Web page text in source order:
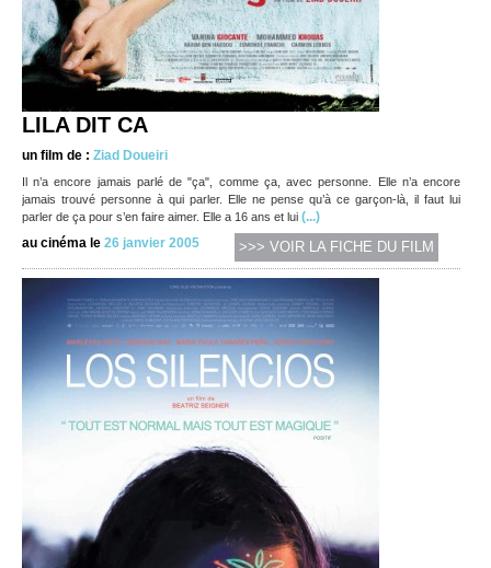
LILA DIT CA
un film de : Ziad Doueiri
Il n’a encore jamais parlé de "ça", comme ça, avec personne. Elle n’a encore
jamais trouvé personne à qui parler. Elle ne pense qu’à ce garçon-là, il faut lui
parler de ça pour s’en faire aimer. Elle a 16 ans et lui (...)
au cinéma le 26 janvier 2005 >>> VOIR LA FICHE DU FILM